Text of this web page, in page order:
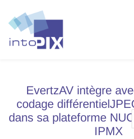
EvertzAV intègre
codage
dans sa plateforme
IPMX